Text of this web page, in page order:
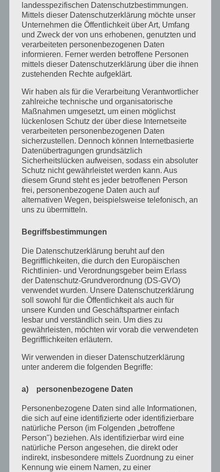
Neu: Dunkelfeld Diagnostik –
Einführung und Ausbildungen in
Präsenz
Kategorien
Ausbildung
Heilpraktikergesetz
Heilpratkiker für Psychotherapie
Infos
Messe
Presse
Prüfung
Vortagsreihe
Vorträge
Archiv
Juni 2026
März 2026
Januar 2026
Dezember 2025
April 2025
März 2025
Februar 2025
Januar 2025
Dezember 2024
landesspezifischen Datenschutzbestimmungen.
Mittels dieser Datenschutzerklärung möchte unser
Unternehmen die Öffentlichkeit über Art, Umfang
und Zweck der von uns erhobenen, genutzten und
verarbeiteten personenbezogenen Daten
informieren. Ferner werden betroffene Personen
mittels dieser Datenschutzerklärung über die ihnen
zustehenden Rechte aufgeklärt.
Wir haben als für die Verarbeitung Verantwortlicher
zahlreiche technische und organisatorische
Maßnahmen umgesetzt, um einen möglichst
lückenlosen Schutz der über diese Internetseite
verarbeiteten personenbezogenen Daten
sicherzustellen. Dennoch können Internetbasierte
Datenübertragungen grundsätzlich
Sicherheitslücken aufweisen, sodass ein absoluter
Schutz nicht gewährleistet werden kann. Aus
diesem Grund steht es jeder betroffenen Person
frei, personenbezogene Daten auch auf
alternativen Wegen, beispielsweise telefonisch, an
uns zu übermitteln.
Begriffsbestimmungen
Die Datenschutzerklärung beruht auf den
Begrifflichkeiten, die durch den Europäischen
Richtlinien- und Verordnungsgeber beim Erlass
der Datenschutz-Grundverordnung (DS-GVO)
verwendet wurden. Unsere Datenschutzerklärung
soll sowohl für die Öffentlichkeit als auch für
unsere Kunden und Geschäftspartner einfach
lesbar und verständlich sein. Um dies zu
gewährleisten, möchten wir vorab die verwendeten
Begrifflichkeiten erläutern.
Wir verwenden in dieser Datenschutzerklärung
unter anderem die folgenden Begriffe:
a) personenbezogene Daten
Personenbezogene Daten sind alle Informationen,
die sich auf eine identifizierte oder identifizierbare
natürliche Person (im Folgenden „betroffene
Person") beziehen. Als identifizierbar wird eine
natürliche Person angesehen, die direkt oder
indirekt, insbesondere mittels Zuordnung zu einer
Kennung wie einem Namen, zu einer